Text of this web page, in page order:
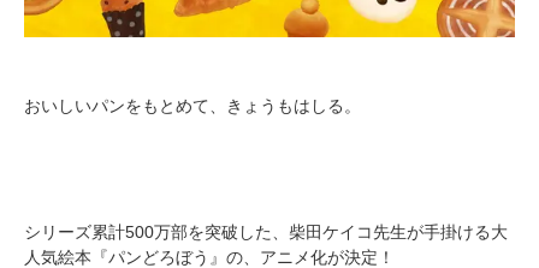
おいしいパンをもとめて、きょうもはしる。
シリーズ累計500万部を突破した、柴田ケイコ先生が手掛ける大
人気絵本『パンどろぼう』の、アニメ化が決定！